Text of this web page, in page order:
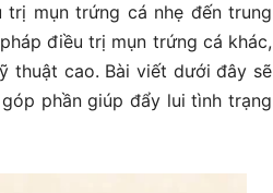
mụn trứng cá nhẹ đến trung
điều trị mụn trứng cá khác,
thuật cao. Bài viết dưới đây sẽ
phần giúp đẩy lui tình trạng